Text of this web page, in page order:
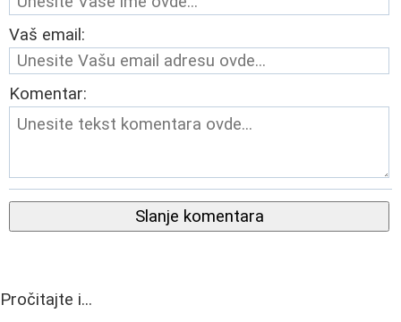
Vaš email:
Komentar:
Slanje komentara
Pročitajte i...